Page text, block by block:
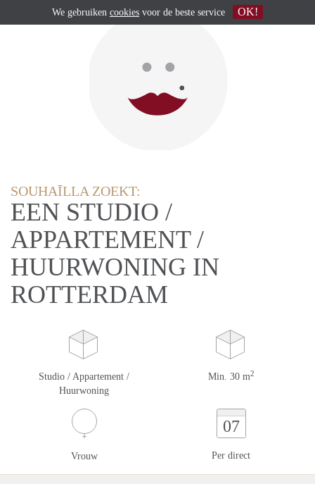
SOUHAĪLLA ZOEKT:
EEN STUDIO /
APPARTEMENT /
HUURWONING IN
ROTTERDAM
Studio / Appartement /
Huurwoning
Min. 30 m2
Vrouw
07
Per direct
We gebruiken cookies voor de beste service OK!